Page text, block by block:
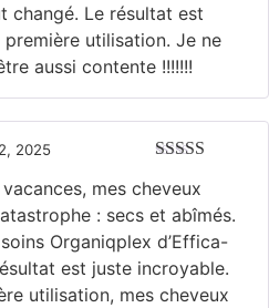
changé. Le résultat est
utilisation. Je ne
aussi contente !!!!!!!
2025
mes cheveux
: secs et abîmés.
Organiqplex d’Effica-
est juste incroyable.
utilisation, mes cheveux